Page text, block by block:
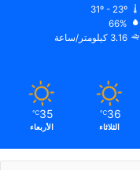
31º - 23º
66%
3.16 كيلومتر/ساعة
36
℃
الثلاثاء
35
℃
الأربعاء